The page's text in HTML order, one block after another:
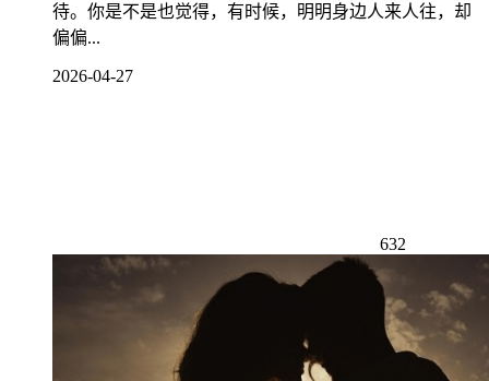
待。你是不是也觉得，有时候，明明身边人来人往，却
偏偏...
2026-04-27
632